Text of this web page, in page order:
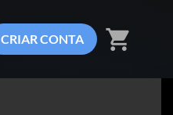
CRIAR CONTA shopping_cart